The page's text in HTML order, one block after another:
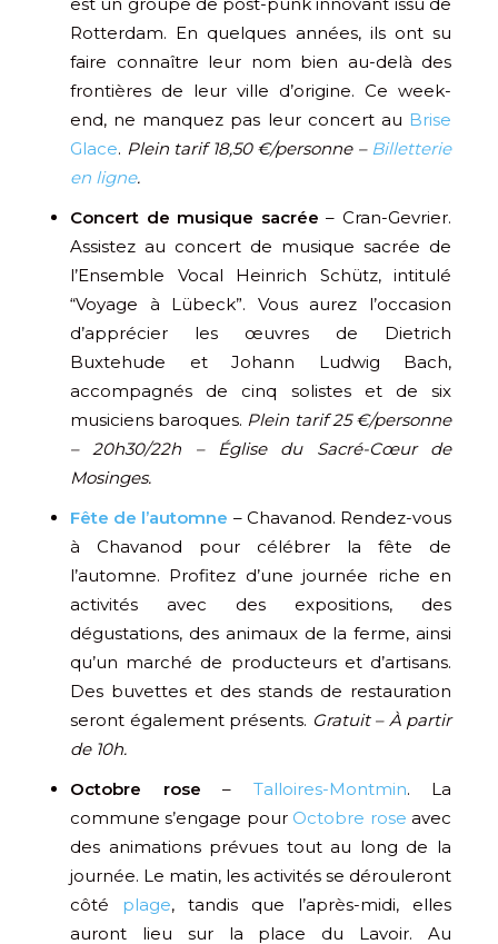
est un groupe de post-punk innovant issu de
Rotterdam. En quelques années, ils ont su
faire connaître leur nom bien au-delà des
frontières de leur ville d’origine. Ce week-
end, ne manquez pas leur concert au Brise
Glace. Plein tarif 18,50 €/personne –Billetterie
en ligne.
Concert de musique sacrée – Cran-Gevrier.
Assistez au concert de musique sacrée de
l’Ensemble Vocal Heinrich Schütz, intitulé
“Voyage à Lübeck”. Vous aurez l’occasion
d’apprécier les œuvres de Dietrich
Buxtehude et Johann Ludwig Bach,
accompagnés de cinq solistes et de six
musiciens baroques. Plein tarif 25 €/personne
– 20h30/22h – Église du Sacré-Cœur de
Mosinges.
Fête de l’automne – Chavanod. Rendez-vous
à Chavanod pour célébrer la fête de
l’automne. Profitez d’une journée riche en
activités avec des expositions, des
dégustations, des animaux de la ferme, ainsi
qu’un marché de producteurs et d’artisans.
Des buvettes et des stands de restauration
seront également présents. Gratuit – À partir
de 10h.
Octobre rose – Talloires-Montmin. La
commune s’engage pour Octobre rose avec
des animations prévues tout au long de la
journée. Le matin, les activités se dérouleront
côté plage, tandis que l’après-midi, elles
auront lieu sur la place du Lavoir. Au